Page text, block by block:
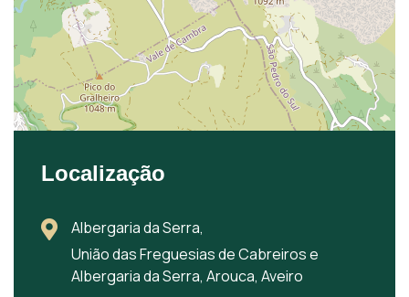
Localização
Albergaria da Serra,
União das Freguesias de Cabreiros e
Albergaria da Serra, Arouca, Aveiro